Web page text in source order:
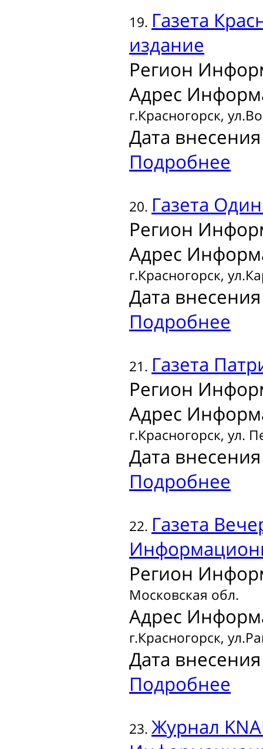
19. Газета
издание
Регион
Адрес
г.Красногорск,
Дата
Подробнее
20. Газета
Регион
Адрес
г.Красногорск,
Дата
Подробнее
21. Газета
Регион
Адрес
г.Красногорск, ул.
Дата
Подробнее
22. Газета
Регион
Московская обл.
Адрес
г.Красногорск,
Дата
Подробнее
23. Журнал